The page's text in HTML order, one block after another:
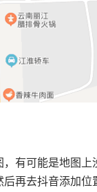
有可能是地图
再去抖音添加